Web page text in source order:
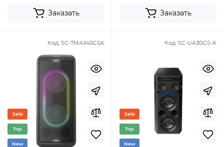
Заказать Заказать
Код: SC-TMAX45GSK
Sale
Top
New
Код: SC-UA30GS-K
Sale
Top
New